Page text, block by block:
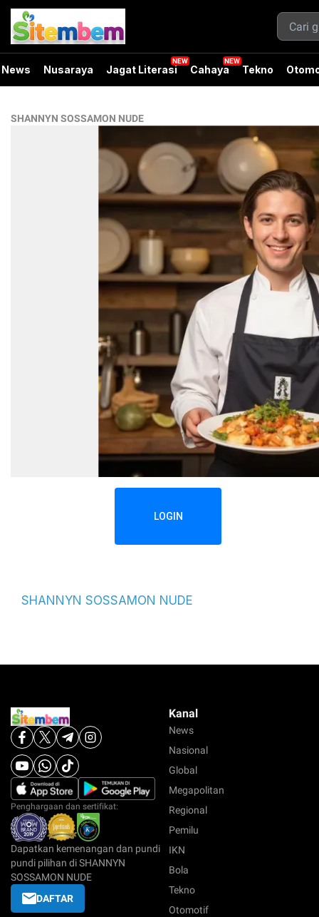
News Nusaraya Jagat Literasi Cahaya Tekno
SHANNYN SOSSAMON NUDE
LOGIN
SHANNYN SOSSAMON NUDE
Penghargaan dan sertifikat:
Dapatkan kemenangan dan pundi
pundi pilihan di SHANNYN
SOSSAMON NUDE
DAFTAR
Kanal
News
Nasional
Global
Megapolitan
Regional
Pemilu
IKN
Bola
Tekno
Otomotif